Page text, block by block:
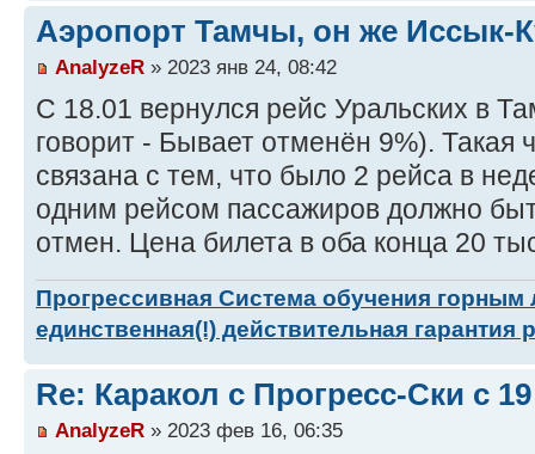
Аэропорт Тамчы, он же Иссык-
AnalyzeR » 2023 янв 24, 08:42
С 18.01 вернулся рейс Уральских в
говорит - Бывает отменён 9%). Такая
связана с тем, что было 2 рейса в
одним рейсом пассажиров должно
отмен. Цена билета в оба конца 20
Прогрессивная Система обучения
единственная(!) действительная гарантия
Re: Каракол с Прогресс-Ски с
AnalyzeR » 2023 фев 16, 06:35